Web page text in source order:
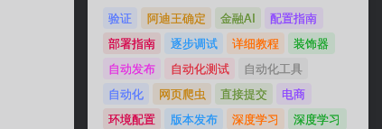
验证 阿迪王确定 金融AI
配置指南
部署指南
逐步调试 详细教程
装饰器
自动发布
自动化测试
自动化工具
自动化
网页爬虫 直接提交
电商
环境配置
版本发布 深度学习
深度学习